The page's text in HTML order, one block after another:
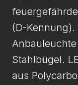
(D-
Stahlbügel.
aus